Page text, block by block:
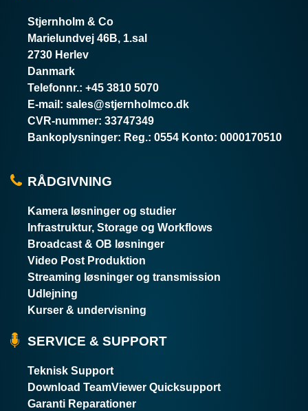
Stjernholm & Co
Marielundvej 46B, 1.sal
2730 Herlev
Danmark
Telefonnr.: +45 3810 5070
E-mail : sales@stjernholmco.dk
CVR-nummer: 33747349
Bankoplysninger: Reg.: 0554 Konto: 0000170510
RÅDGIVNING
Kamera løsninger og studier
Infrastruktur, Storage og Workflows
Broadcast & OB løsninger
Video Post Produktion
Streaming løsninger og transmission
Udlejning
Kurser & undervisning
SERVICE & SUPPORT
Teknisk Support
Download TeamViewer Quicksupport
Garanti Reparationer